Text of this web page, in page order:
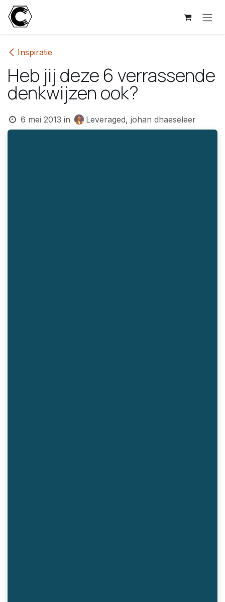
Overslaan naar inhoud
Inspiratie
Heb jij deze 6 verrassende
denkwijzen ook?
6 mei 2013 in Leveraged, johan dhaeseleer